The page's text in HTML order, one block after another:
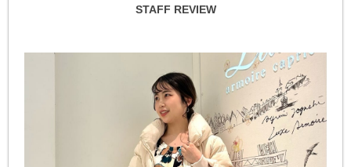
STAFF REVIEW